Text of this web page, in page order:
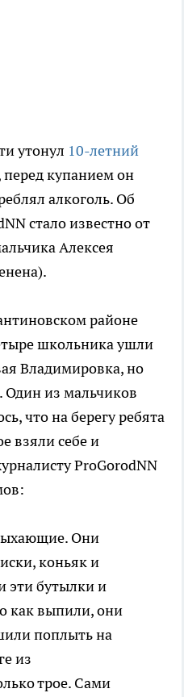
утонул 10-летний
перед купанием он
алкоголь. Об
стало известно от
Алексея
районе
школьника ушли
Владимировка, но
Один из мальчиков
что на берегу ребята
взяли себе и
ProGorodNN
Они
коньяк и
эти бутылки и
как выпили, они
поплыть на
из
трое. Сами